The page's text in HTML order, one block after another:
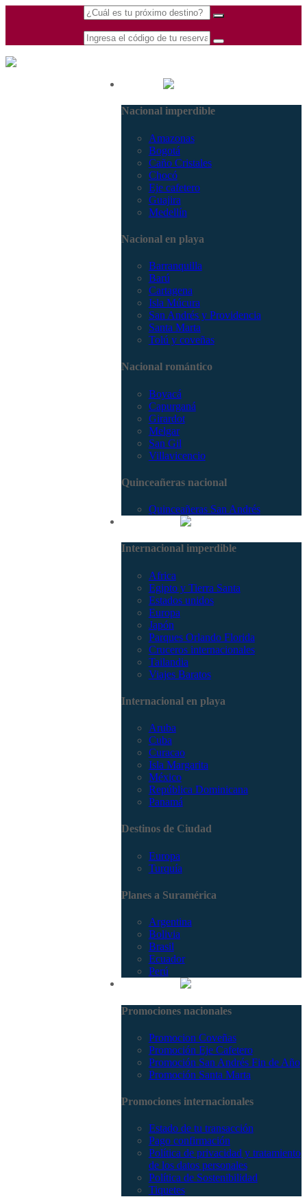
Nacional imperdible
Amazonas
Bogotá
Caño Cristales
Chocó
Eje cafetero
Guajira
Medellín
Nacional en playa
Barranquilla
Barú
Cartagena
Isla Múcura
San Andrés y Providencia
Santa Marta
Tolú y coveñas
Nacional romántico
Boyacá
Capurganá
Girardot
Melgar
San Gil
Villavicencio
Quinceañeras nacional
Quinceañeras San Andrés
Internacional imperdible
Africa
Egipto y Tierra Santa
Estados unidos
Europa
Japón
Parques Orlando Florida
Cruceros internacionales
Tailandia
Viajes Baratos
Internacional en playa
Aruba
Cuba
Curacao
Isla Margarita
México
República Dominicana
Panamá
Destinos de Ciudad
Europa
Turquía
Planes a Suramérica
Argentina
Bolivia
Brasil
Ecuador
Perú
Promociones nacionales
Promocion Coveñas
Promoción Eje Cafetero
Promoción San Andrés Fin de Año
Promoción Santa Marta
Promociones internacionales
Estado de tu transacción
Pago confirmación
Política de privacidad y tratamiento
de los datos personales
Política de Sostenibilidad
Tiquetes